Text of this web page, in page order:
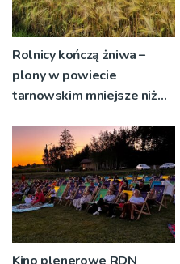
Rolnicy kończą żniwa –
plony w powiecie
tarnowskim mniejsze niż